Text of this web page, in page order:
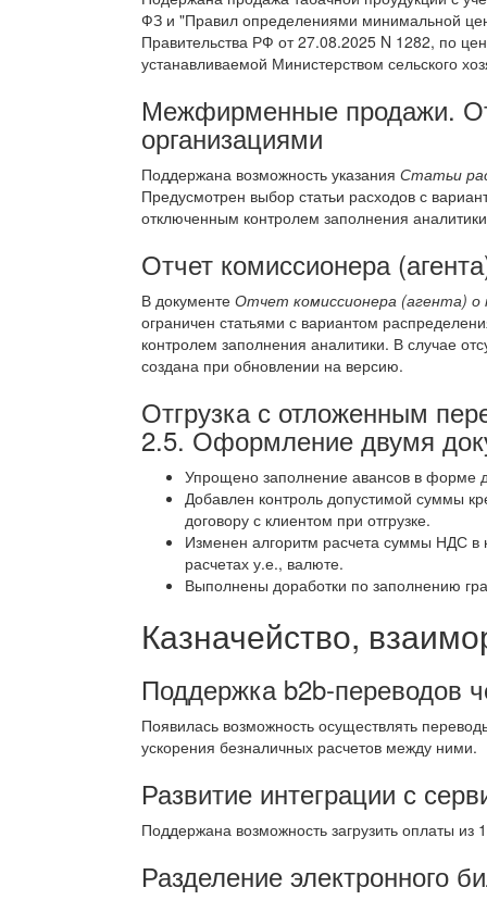
ФЗ и "Правил определениями минимальной
Правительства РФ от 27.08.2025 N 1282, по
устанавливаемой Министерством сельского
Межфирменные продажи.
организациями
Поддержана возможность указания Статьи
Предусмотрен выбор статьи расходов с
отключенным контролем заполнения
Отчет комиссионера
В документе Отчет комиссионера (агента) о
ограничен статьями с вариантом
контролем заполнения аналитики. В случае
создана при обновлении на версию.
Отгрузка с отложенным
2.5. Оформление двумя
Упрощено заполнение авансов в форме
Добавлен контроль допустимой суммы
договору с клиентом при отгрузке.
Изменен алгоритм расчета суммы НДС в
расчетах у.е., валюте.
Выполнены доработки по заполнению
Казначейство,
Поддержка b2b-переводов
Появилась возможность осуществлять
ускорения безналичных расчетов между ними.
Развитие интеграции с
Поддержана возможность загрузить оплаты из
Разделение электронного